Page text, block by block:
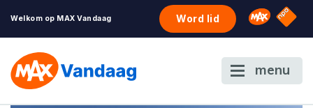
Welkom op MAX Vandaag Word lid Omroep
NPO
menu